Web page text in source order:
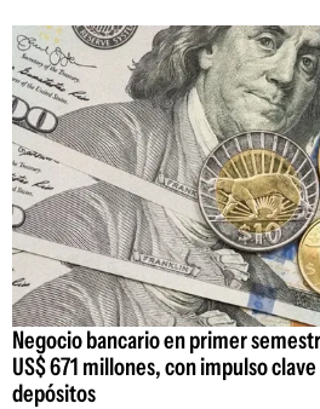
Negocio bancario en primer
US$ 671 millones, con impulso
depósitos